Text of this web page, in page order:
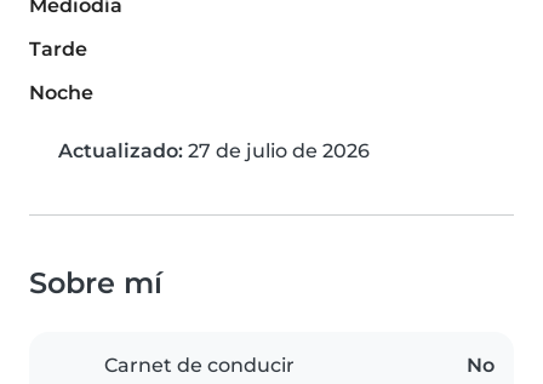
Mediodía
Tarde
Noche
Actualizado: 27 de julio de 2026
Sobre mí
Carnet de conducir No